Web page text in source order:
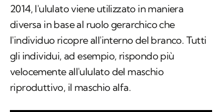
2014, l'ululato viene utilizzato in maniera
diversa in base al ruolo gerarchico che
l'individuo ricopre all'interno del branco. Tutti
gli individui, ad esempio, rispondo più
velocemente all'ululato del maschio
riproduttivo, il maschio alfa.